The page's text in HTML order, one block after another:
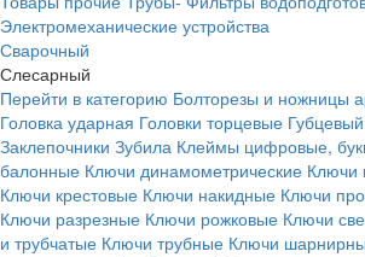
Электромеханические устройства
Сварочный
Слесарный
Перейти в категорию Болторезы и ножницы
Головка ударная Головки торцевые
Заклепочники Зубила Клеймы цифровые,
балонные Ключи динамометрические Ключи
Ключи крестовые Ключи накидные Ключи
Ключи разрезные Ключи рожковые Ключи
и трубчатые Ключи трубные Ключи